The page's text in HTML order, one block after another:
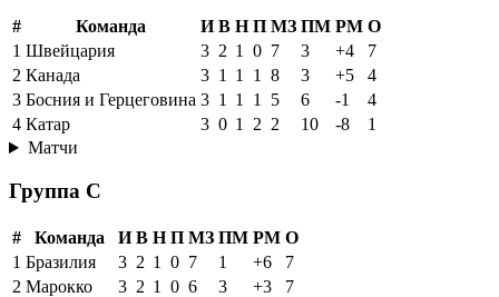
# Команда И В Н П МЗ ПМ РМ О
1 Швейцария 3 2 1 0 7 3 +4
7
2 Канада 3 1 1 1 8 3 +5
4
3 Босния и Герцеговина 3 1 1 1 5 6 -1
4
4 Катар 3 0 1 2 2 10 -8
1
Матчи
Группа C
# Команда И В Н П МЗ ПМ РМ О
1 Бразилия 3 2 1 0 7 1 +6
7
2 Марокко 3 2 1 0 6 3 +3
7